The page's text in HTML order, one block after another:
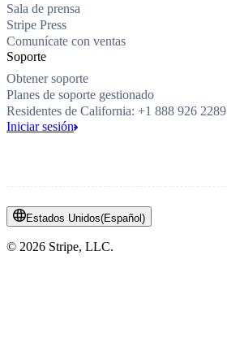
Sala de prensa
Stripe Press
Comunícate con ventas
Soporte
Obtener soporte
Planes de soporte gestionado
Residentes de California: +1 888 926 2289
Iniciar sesión
Estados Unidos(Español )
© 2026 Stripe, LLC.